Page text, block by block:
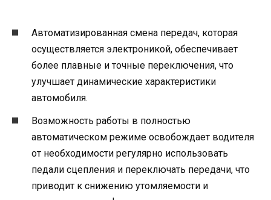
Автоматизированная смена передач, которая
осуществляется электроникой, обеспечивает
более плавные и точные переключения, что
улучшает динамические характеристики
автомобиля.
Возможность работы в полностью
автоматическом режиме освобождает водителя
от необходимости регулярно использовать
педали сцепления и переключать передачи, что
приводит к снижению утомляемости и